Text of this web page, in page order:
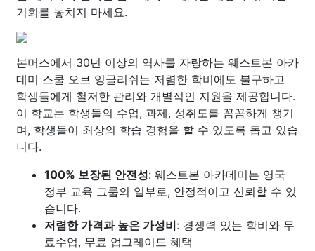
기회를 놓치지 마세요.
본머스에서 30년 이상의 역사를 자랑하는 웨스트본 아카
데미 스쿨 오브 잉글리쉬는 저렴한 학비에도 불구하고
학생들에게 철저한 관리와 개별적인 지원을 제공합니다.
이 학교는 학생들의 수업, 과제, 성취도를 꼼꼼하게 챙기
며, 학생들이 최상의 학습 경험을 할 수 있도록 돕고 있습
니다.
100% 보장된 안전성: 웨스트본 아카데미는 영국
정부 교육 그룹의 일부로, 안정적이고 신뢰할 수 있
습니다.
저렴한 가격과 높은 가성비: 경쟁력 있는 학비와 무
료수업, 무료 업그레이드 혜택